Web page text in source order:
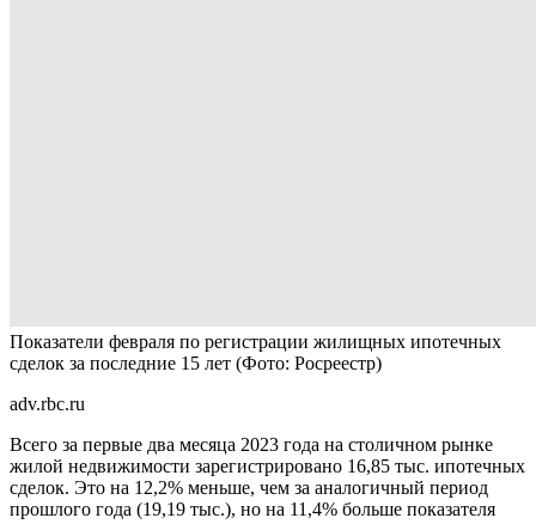
Показатели февраля по регистрации жилищных ипотечных
сделок за последние 15 лет (Фото: Росреестр)
adv.rbc.ru
Всего за первые два месяца 2023 года на столичном рынке
жилой недвижимости зарегистрировано 16,85 тыс. ипотечных
сделок. Это на 12,2% меньше, чем за аналогичный период
прошлого года (19,19 тыс.), но на 11,4% больше показателя